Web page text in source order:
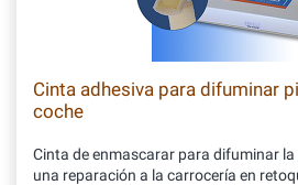
Cinta adhesiva para difuminar
coche
Cinta de enmascarar para difuminar
una reparación a la carrocería en